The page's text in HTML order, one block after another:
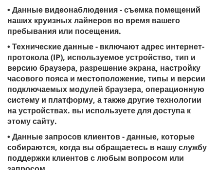
• Данные видеонаблюдения - съемка помещений
наших круизных лайнеров во время вашего
пребывания или посещения.
• Технические данные - включают адрес интернет-
протокола (IP), используемое устройство, тип и
версию браузера, разрешение экрана, настройку
часового пояса и местоположение, типы и версии
подключаемых модулей браузера, операционную
систему и платформу, а также другие технологии
на устройствах. вы используете для доступа к
этому сайту.
• Данные запросов клиентов - данные, которые
собираются, когда вы обращаетесь в нашу службу
поддержки клиентов с любым вопросом или